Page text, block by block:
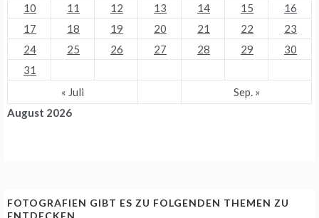
August 2026
10
11 12 13 14 15
16
17
18 19 20 21 22
23
24
25 26 27 28 29
30
31
« Juli
Sep. »
FOTOGRAFIEN GIBT ES ZU FOLGENDEN THEMEN ZU
ENTDECKEN